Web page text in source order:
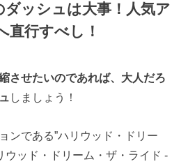
ダッシュは大事！人気ア
直行すべし！
させたいのであれば、大人だろ
しましょう！
ンである”ハリウッド・ドリー
ウッド・ドリーム・ザ・ライド -